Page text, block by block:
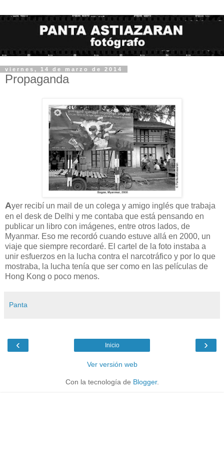
viernes, 14 de marzo de 2014
Propaganda
Ayer recibí un mail de un colega y amigo inglés que trabaja
en el desk de Delhi y me contaba que está pensando en
publicar un libro con imágenes, entre otros lados, de
Myanmar. Eso me recordó cuando estuve allá en 2000, un
viaje que siempre recordaré. El cartel de la foto instaba a
unir esfuerzos en la lucha contra el narcotráfico y por lo que
mostraba, la lucha tenía que ser como en las películas de
Hong Kong o poco menos.
Panta
‹ ›
Inicio
Ver versión web
Con la tecnología de Blogger.